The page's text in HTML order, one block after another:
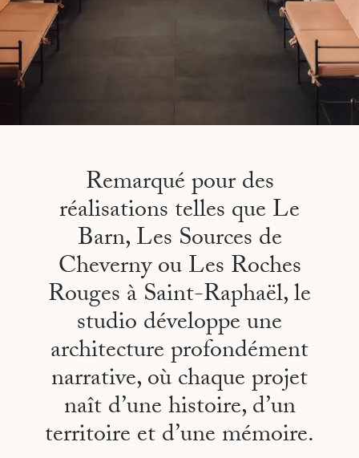
Remarqué pour des
réalisations telles que Le
Barn, Les Sources de
Cheverny ou Les Roches
Rouges à Saint-Raphaël, le
studio développe une
architecture profondément
narrative, où chaque projet
naît d’une histoire, d’un
territoire et d’une mémoire.